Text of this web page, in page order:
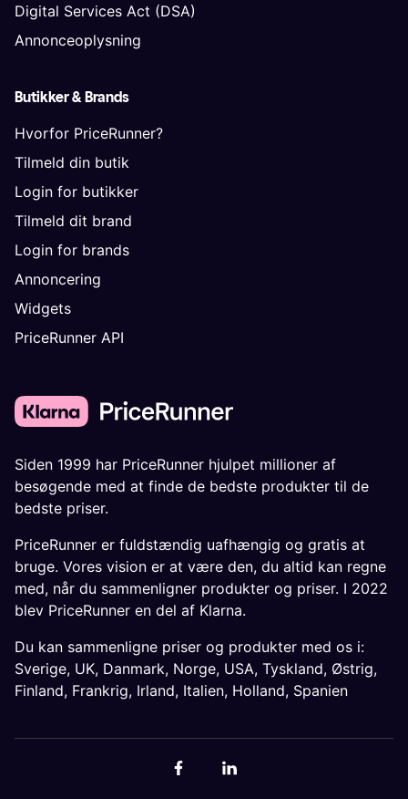
Digital Services Act (DSA)
Annonceoplysning
Butikker & Brands
Hvorfor PriceRunner?
Tilmeld din butik
Login for butikker
Tilmeld dit brand
Login for brands
Annoncering
Widgets
PriceRunner API
Siden 1999 har PriceRunner hjulpet millioner af
besøgende med at finde de bedste produkter til de
bedste priser.
PriceRunner er fuldstændig uafhængig og gratis at
bruge. Vores vision er at være den, du altid kan regne
med, når du sammenligner produkter og priser. I 2022
blev PriceRunner en del af Klarna.
Du kan sammenligne priser og produkter med os i:
Sverige, UK, Danmark, Norge, USA, Tyskland, Østrig,
Finland, Frankrig, Irland, Italien, Holland, Spanien